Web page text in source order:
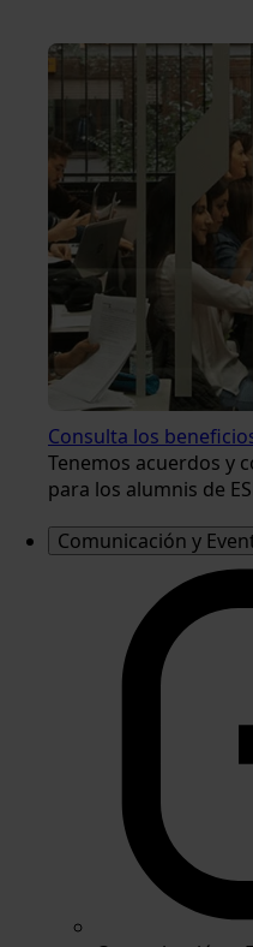
Consulta los beneficios
Tenemos acuerdos y
para los alumnis de
Comunicación y